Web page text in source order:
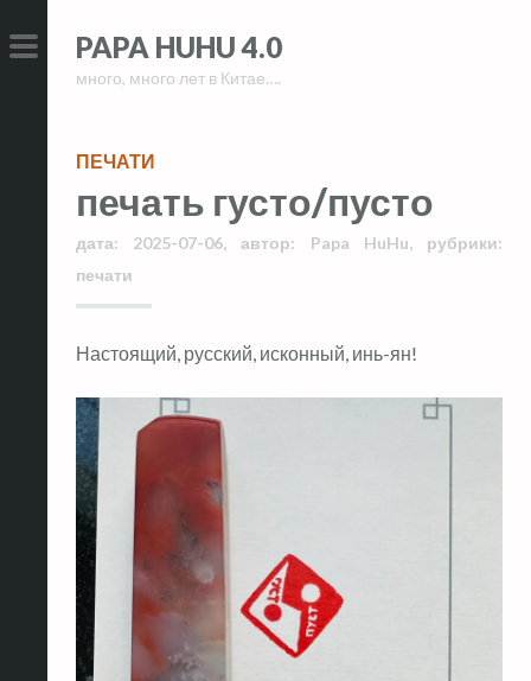
to
PRIMARY
to
PAPA HUHU 4.0
много, много лет в Китае….
ПЕЧАТИ
печать густо/пусто
дата: 2025-07-06, автор: Papa HuHu,рубрики:
печати
Настоящий, русский, исконный, инь-ян!